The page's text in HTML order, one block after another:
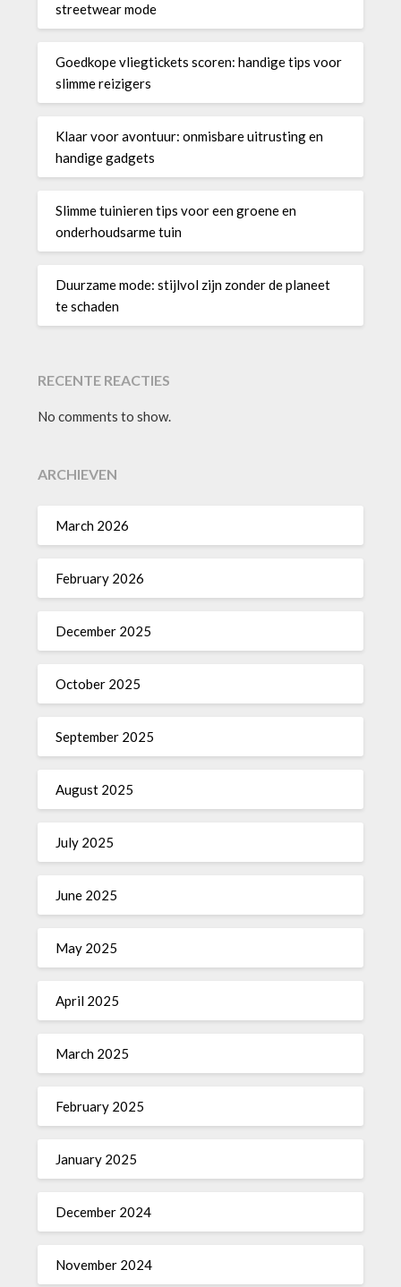
streetwear mode
Goedkope vliegtickets scoren: handige tips voor
slimme reizigers
Klaar voor avontuur: onmisbare uitrusting en
handige gadgets
Slimme tuinieren tips voor een groene en
onderhoudsarme tuin
Duurzame mode: stijlvol zijn zonder de planeet
te schaden
RECENTE REACTIES
No comments to show.
ARCHIEVEN
March 2026
February 2026
December 2025
October 2025
September 2025
August 2025
July 2025
June 2025
May 2025
April 2025
March 2025
February 2025
January 2025
December 2024
November 2024